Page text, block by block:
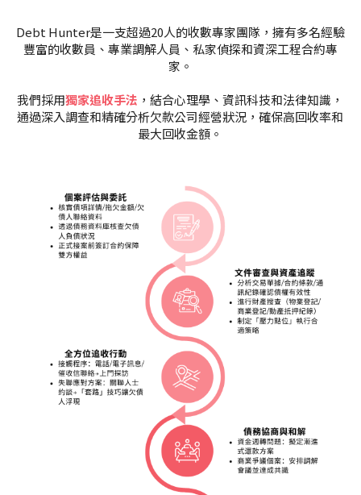
Debt Hunter是一支超過20人的收數專家團隊，擁有多名經驗
豐富的收數員、專業調解人員、私家偵探和資深工程合約專
家。
我們採用獨家追收手法 ，結合心理學、資訊科技和法律知識，
通過深入調查和精確分析欠款公司經營狀況，確保高回收率和
最大回收金額。